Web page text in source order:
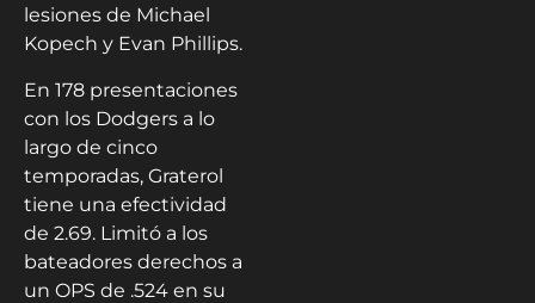
lesiones de Michael
Kopech y Evan Phillips.
En 178 presentaciones
con los Dodgers a lo
largo de cinco
temporadas, Graterol
tiene una efectividad
de 2.69. Limitó a los
bateadores derechos a
un OPS de .524 en su